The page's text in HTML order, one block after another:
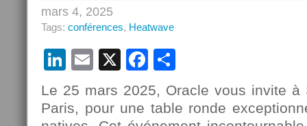
mars 4, 2025
Tags: conférences, Heatwave
LinkedIn
Email
X Facebook
Le 25 mars 2025, Oracle vous invite
Paris, pour une table ronde